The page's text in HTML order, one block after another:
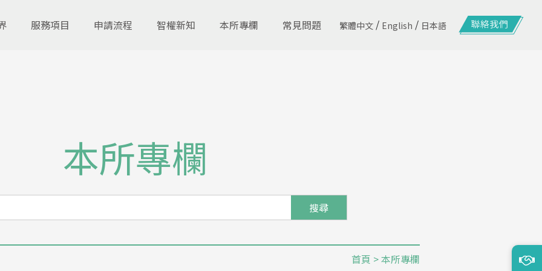
服務項目 申請流程 智權新知 本所專欄 常見問題 繁體中文 / English / 日本語
本所專欄
搜尋
首頁 > 本所專欄